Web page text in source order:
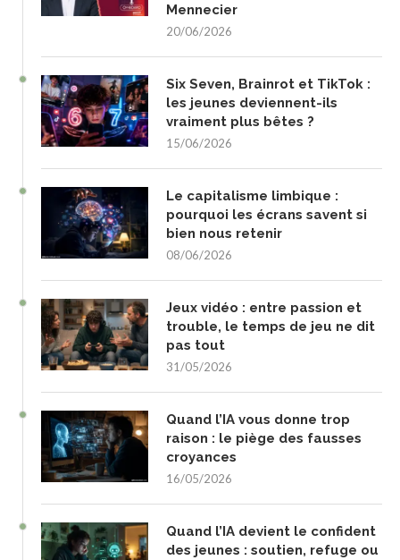
Mennecier
20/06/2026
Six Seven, Brainrot et TikTok :
les jeunes deviennent-ils
vraiment plus bêtes ?
15/06/2026
Le capitalisme limbique :
pourquoi les écrans savent si
bien nous retenir
08/06/2026
Jeux vidéo : entre passion et
trouble, le temps de jeu ne dit
pas tout
31/05/2026
Quand l’IA vous donne trop
raison : le piège des fausses
croyances
16/05/2026
Quand l’IA devient le confident
des jeunes : soutien, refuge ou